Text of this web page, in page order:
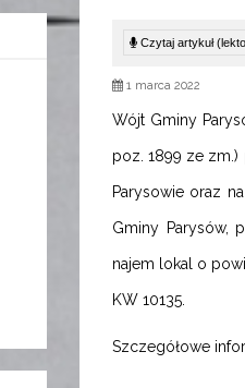
Czytaj artykuł
1 marca 2022
Wójt Gminy
poz. 1899 ze
Parysowie oraz
Gminy Parysów,
najem lokal o
KW 10135.
Szczegółowe